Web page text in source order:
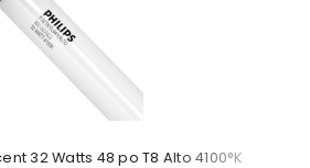
32 Watts 48 po T8 Alto 4100°K